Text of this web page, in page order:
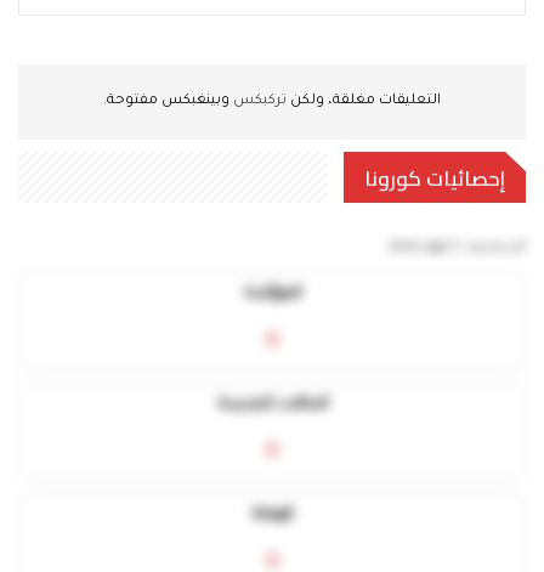
التعليقات مغلقة، ولكن تركبكس وبينغبكس مفتوحة.
إحصائيات كورونا